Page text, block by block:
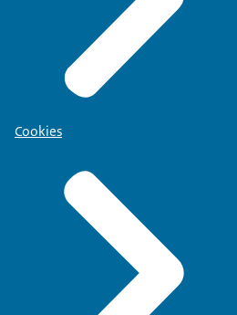
Cookies